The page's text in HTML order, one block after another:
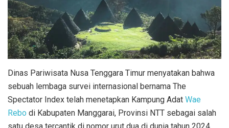
Dinas Pariwisata Nusa Tenggara Timur menyatakan bahwa
sebuah lembaga survei internasional bernama The
Spectator Index telah menetapkan Kampung Adat Wae
Rebo di Kabupaten Manggarai, Provinsi NTT sebagai salah